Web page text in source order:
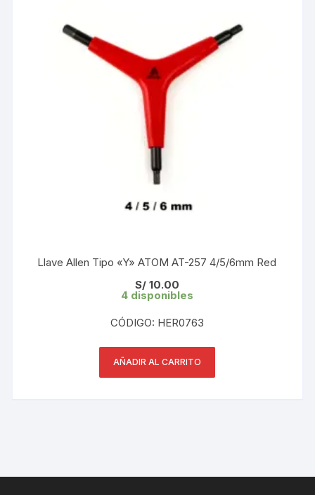
Llave Allen Tipo «Y» ATOM AT-257 4/5/6mm Red
S/ 10.00
4 disponibles
CÓDIGO: HER0763
AÑADIR AL CARRITO